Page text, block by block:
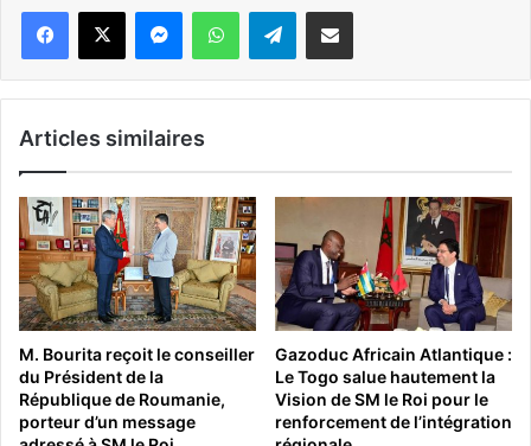
WhatsApp Telegram
Articles similaires
M. Bourita reçoit le conseiller
du Président de la
République de Roumanie,
porteur d’un message
Gazoduc Africain Atlantique :
Le Togo salue hautement la
Vision de SM le Roi pour le
renforcement de l’intégration